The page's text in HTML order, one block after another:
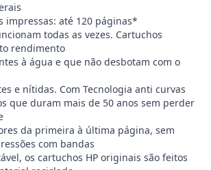
impressas: até 120 páginas*
todas as vezes. Cartuchos
rendimento
à água e que não desbotam com o
e nítidas. Com Tecnologia anti curvas
que duram mais de 50 anos sem perder
da primeira à última página, sem
com bandas
os cartuchos HP originais são feitos